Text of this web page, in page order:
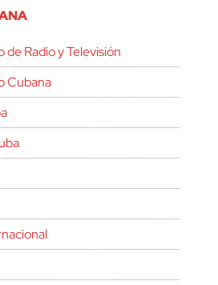
Radio y Televisión
Cubana